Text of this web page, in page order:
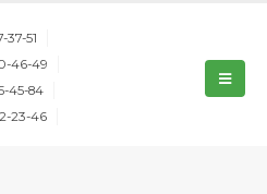
37-51
46-49
45-84
23-46